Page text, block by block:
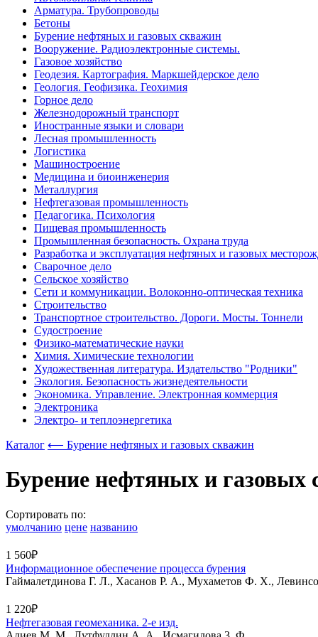
Арматура. Трубопроводы
Бетоны
Бурение нефтяных и газовых скважин
Вооружение. Радиоэлектронные системы.
Газовое хозяйство
Геодезия. Картография. Маркшейдерское дело
Геология. Геофизика. Геохимия
Горное дело
Железнодорожный транспорт
Иностранные языки и словари
Лесная промышленность
Логистика
Машиностроение
Медицина и биоинженерия
Металлургия
Нефтегазовая промышленность
Педагогика. Психология
Пищевая промышленность
Промышленная безопасность. Охрана труда
Разработка и эксплуатация нефтяных и газовых
Сварочное дело
Сельское хозяйство
Сети и коммуникации. Волоконно-оптическая техника
Строительство
Транспортное строительство. Дороги. Мосты. Тоннели
Судостроение
Физико-математические науки
Химия. Химические технологии
Художественная литература. Издательство "Родники"
Экология. Безопасность жизнедеятельности
Экономика. Управление. Электронная коммерция
Электроника
Электро- и теплоэнергетика
Каталог ⟵ Бурение нефтяных и газовых скважин
Бурение нефтяных и газовых
Сортировать по:
умолчанию цене названию
1 560₽
Информационное обеспечение процесса бурения
Гаймалетдинова Г. Л., Хасанов Р. А., Мухаметов Ф. Х.,
1 220₽
Нефтегазовая геомеханика. 2-е изд.